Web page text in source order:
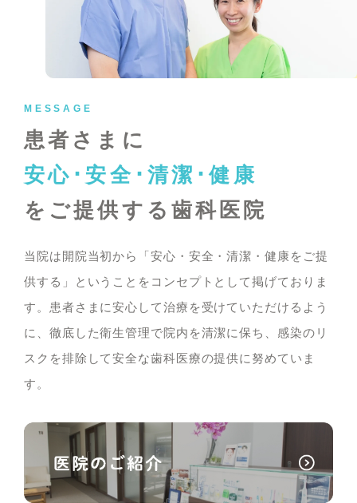
MESSAGE
患者さまに
安心･安全･清潔･健康
をご提供する歯科医院
当院は開院当初から「安心・安全・清潔・健康をご提
供する」ということをコンセプトとして掲げておりま
す。患者さまに安心して治療を受けていただけるよう
に、徹底した衛生管理で院内を清潔に保ち、感染のリ
スクを排除して安全な歯科医療の提供に努めていま
す。